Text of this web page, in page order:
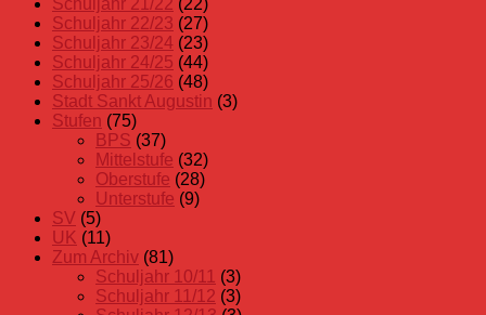
Schuljahr 22/23 (27)
Schuljahr 23/24 (23)
Schuljahr 24/25 (44)
Schuljahr 25/26 (48)
Stadt Sankt Augustin (3)
Stufen (75)
BPS (37)
Mittelstufe (32)
Oberstufe (28)
Unterstufe (9)
SV (5)
UK (11)
Zum Archiv (81)
Schuljahr 10/11 (3)
Schuljahr 11/12 (3)